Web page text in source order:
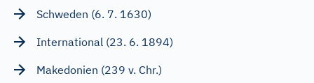
Schweden (6. 7. 1630)
International (23. 6. 1894)
Makedonien (239 v. Chr.)